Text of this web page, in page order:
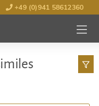
+49 (0)941 58612360
MENÜ